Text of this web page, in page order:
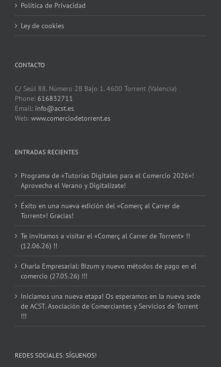
Política de Privacidad
Ley de cookies
CONTACTO
C/ Seúl 88. Número 2B Bajo 1. 4600 Torrent (Valencia)
Phone: 616832711
Email: info@acst.es
Web: www.comerciodetorrent.es
ENTRADAS RECIENTES
Programa de «Tutorías Digitales para el Comercio 2026»!
Aprovecha el Verano y Digitalízate!
Éxito en una nueva edición del «Comerç al Carrer de
Torrent»! Gracias!
Te invitamos a visitar el «Comerç al Carrer de Torrent» !!
(12.06.26) !!
Charla Empresarial: Bizum y nuevo métodos de pago en el
comercio (27.05.26) !!!
Iniciamos una nueva etapa! Os esperamos en la nueva sede
de ACST. Asociación de Comerciantes y Servicios de Torrent
!!!
REDES SOCIALES: SÍGUENOS!